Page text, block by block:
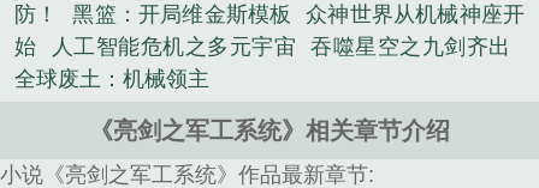
防！
黑篮：开局维金斯模板
众神世界从机械神座开
始
人工智能危机之多元宇宙
吞噬星空之九剑齐出
全球废土：机械领主
《亮剑之军工系统》相关章节介绍
小说《亮剑之军工系统》作品最新章节: